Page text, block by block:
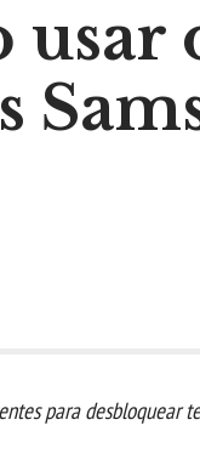
usar
para desbloquear